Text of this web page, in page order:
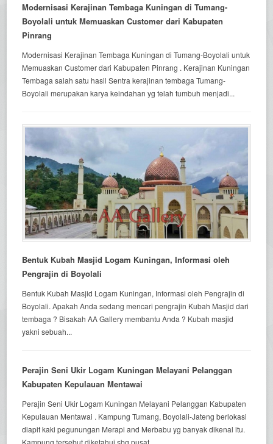
Modernisasi Kerajinan Tembaga Kuningan di Tumang-
Boyolali untuk Memuaskan Customer dari Kabupaten
Pinrang
Modernisasi Kerajinan Tembaga Kuningan di Tumang-Boyolali untuk
Memuaskan Customer dari Kabupaten Pinrang . Kerajinan Kuningan
Tembaga salah satu hasil Sentra kerajinan tembaga Tumang-
Boyolali merupakan karya keindahan yg telah tumbuh menjadi...
Bentuk Kubah Masjid Logam Kuningan, Informasi oleh
Pengrajin di Boyolali
Bentuk Kubah Masjid Logam Kuningan, Informasi oleh Pengrajin di
Boyolali. Apakah Anda sedang mencari pengrajin Kubah Masjid dari
tembaga ? Bisakah AA Gallery membantu Anda ? Kubah masjid
yakni sebuah...
Perajin Seni Ukir Logam Kuningan Melayani Pelanggan
Kabupaten Kepulauan Mentawai
Perajin Seni Ukir Logam Kuningan Melayani Pelanggan Kabupaten
Kepulauan Mentawai . Kampung Tumang, Boyolali-Jateng berlokasi
diapit kaki pegunungan Merapi and Merbabu yg banyak dikenal itu.